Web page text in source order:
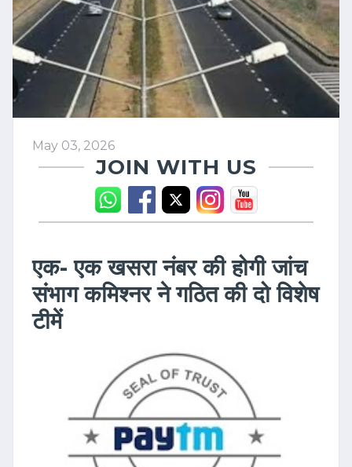
May 03, 2026
JOIN WITH US
एक- एक खसरा नंबर की होगी जांच
संभाग कमिश्नर ने गठित की दो विशेष
टीमें